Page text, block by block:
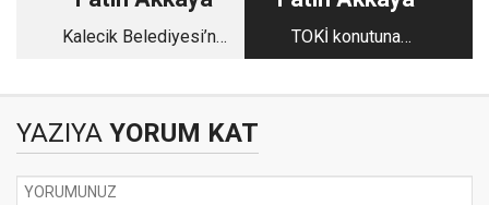
Kalecik Belediyesi’ne
TOKİ konutuna
emlakçı kancası
YAZIYA YORUM KAT